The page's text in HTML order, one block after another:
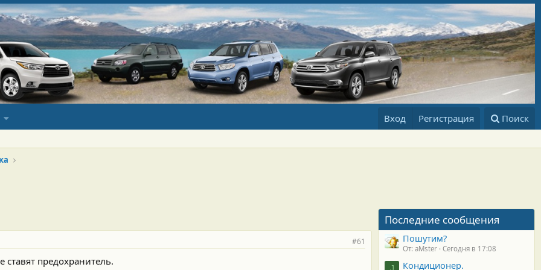
Вход Регистрация Поиск
#61
ставят предохранитель.
Последние сообщения
Пошутим?
От: aMster Сегодня в 17:08
Кондиционер.